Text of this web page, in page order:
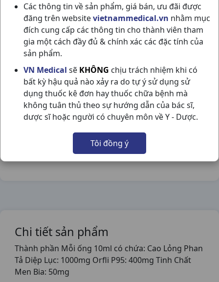
Các thông tin về sản phẩm, giá bán, ưu đãi được
đăng trên websitevietnammedical.vn nhằm mục
đích cung cấp các thông tin cho thành viên tham
gia một cách đầy đủ & chính xác các đặc tính của
sản phẩm.
VN Medical sẽ KHÔNG chịu trách nhiệm khi có
bất kỳ hậu quả nào xảy ra do tự ý sử dụng sử
dụng thuốc kê đơn hay thuốc chữa bệnh mà
không tuân thủ theo sự hướng dẫn của bác sĩ,
dược sĩ hoặc người có chuyên môn về Y - Dược.
Tôi đồng ý
EUROBE TEX H4VI5ỐNG PHARMA USA
NSX:Pharma USA
Nhóm hàng:Thực Phẩm Chức Năng,
Chia sẻ qua mạng xã hội:
Chi tiết sản phẩm
Thành phần Mỗi ống 10ml có chứa: Cao Lỏng Phan
Tả Diệp Lục: 1000mg Orfli P95: 400mg Tinh Chất
Men Bia: 50mg